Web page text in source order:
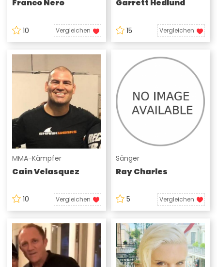
Franco Nero
10 Vergleichen
Garrett Hedlund
15 Vergleichen
MMA-Kämpfer
Cain Velasquez
10 Vergleichen
Sänger
Ray Charles
5 Vergleichen